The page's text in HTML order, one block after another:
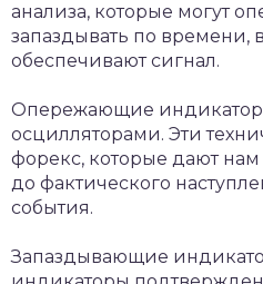
анализа, которые могут
запаздывать по времени,
обеспечивают сигнал.
Опережающие
осцилляторами. Эти
форекс, которые дают
до фактического
события.
Запаздывающие